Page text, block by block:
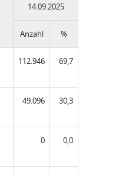
14.09.2025
Anzahl %
112.946 69,7
49.096 30,3
0 0,0